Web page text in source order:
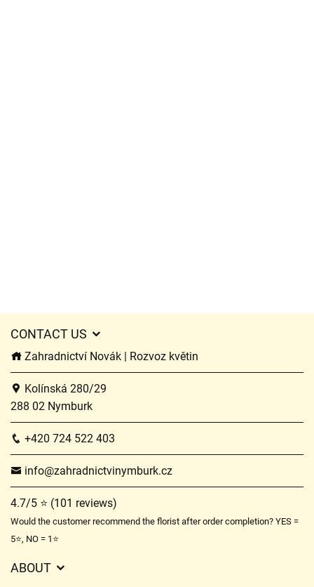
CONTACT US
Zahradnictví Novák | Rozvoz květin
Kolínská 280/29
288 02 Nymburk
+420 724 522 403
info@zahradnictvinymburk.cz
4.7/5 ⭐ (101 reviews)
Would the customer recommend the florist after order completion? YES =
5⭐, NO = 1⭐
ABOUT